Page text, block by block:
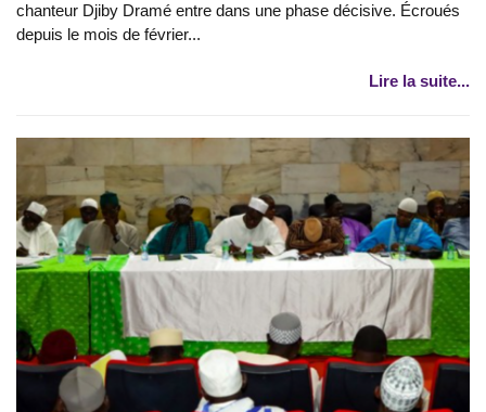
chanteur Djiby Dramé entre dans une phase décisive. Écroués
depuis le mois de février...
Lire la suite...